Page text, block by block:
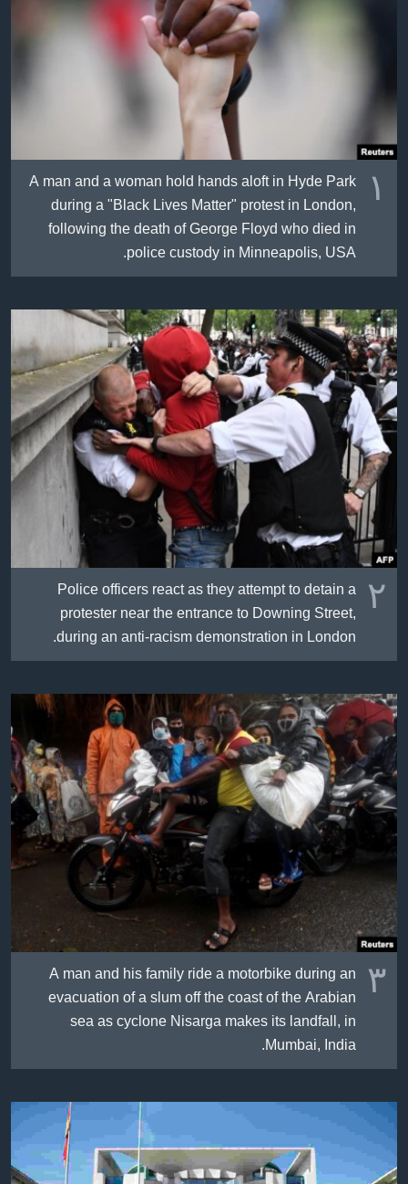
١ A man and a woman hold hands aloft in Hyde Park
during a "Black Lives Matter" protest in London,
following the death of George Floyd who died in
police custody in Minneapolis, USA.
٢ Police officers react as they attempt to detain a
protester near the entrance to Downing Street,
during an anti-racism demonstration in London.
٣ A man and his family ride a motorbike during an
evacuation of a slum off the coast of the Arabian
sea as cyclone Nisarga makes its landfall, in
Mumbai, India.